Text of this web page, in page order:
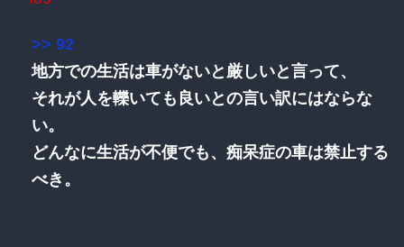
>> 92
地方での生活は車がないと厳しいと言って、
それが人を轢いても良いとの言い訳にはならな
い。
どんなに生活が不便でも、痴呆症の車は禁止する
べき。